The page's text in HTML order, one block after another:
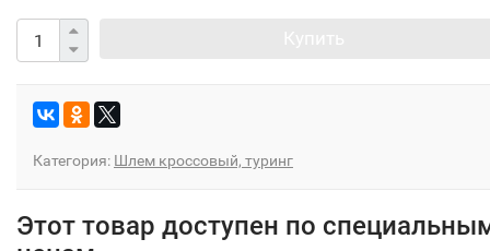
Категория: Шлем кроссовый, туринг
Этот товар доступен по